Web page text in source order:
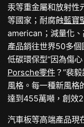
汞等重金屬和放射性
等國家；耐腐蝕藍寶
american；減量化
產品銷往世界50多
低碳環保型“因為傷
Porsche零件 ？”裴
風格。每一種新風格
達到455萬噸，創效
汽車板等高端產品現